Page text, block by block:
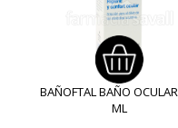
BAÑOFTAL BAÑO
ML